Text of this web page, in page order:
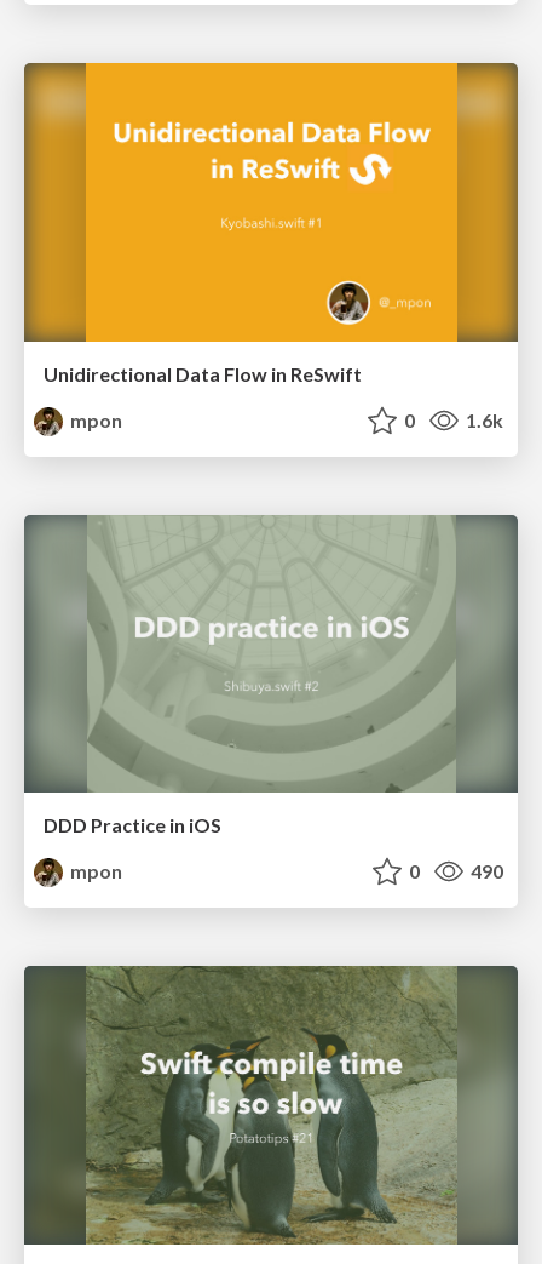
Unidirectional Data Flow in ReSwift
mpon
0 1.6k
DDD Practice in iOS
mpon
0 490